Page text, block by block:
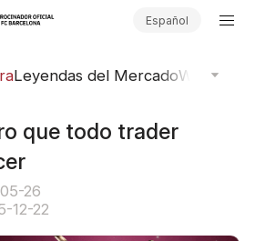
Español
Leyendas del MercadoWebinars
que todo trader
26
12-22